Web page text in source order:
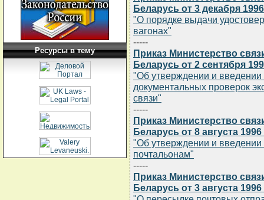
Ресурсы в тему
Беларусь от 3 декабря
"О порядке выдачи
вагонах"
-----
Приказ Министерство
Беларусь от 2 сентября
"Об утверждении и
документальных проверок
связи"
-----
Приказ Министерство
Беларусь от 8 августа
"Об утверждении и введении
почтальонам"
-----
Приказ Министерство
Беларусь от 3 августа